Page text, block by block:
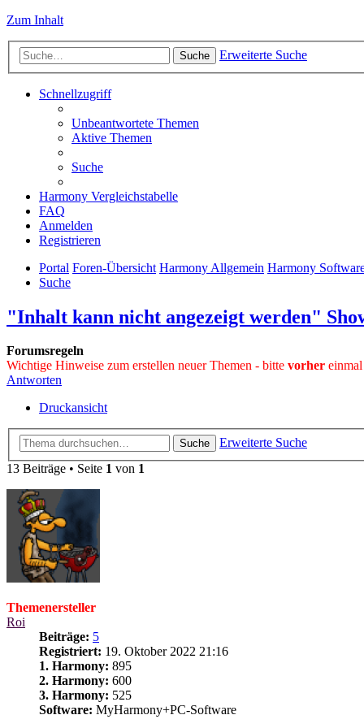
Zum Inhalt
Suche Erweiterte Suche
Schnellzugriff
Unbeantwortete Themen
Aktive Themen
Suche
Harmony Vergleichstabelle
FAQ
Anmelden
Registrieren
Portal Foren-Übersicht Harmony Allgemein Harmony
Suche
"Inhalt kann nicht angezeigt werden"
Forumsregeln
Wichtige Hinweise zum erstellen neuer Themen - bitte vorher
Antworten
Druckansicht
Suche
Erweiterte Suche
13 Beiträge • Seite 1 von 1
Themenersteller
Roi
Beiträge: 5
Registriert: 19. Oktober 2022 21:16
1. Harmony: 895
2. Harmony: 600
3. Harmony: 525
Software: MyHarmony+PC-Software